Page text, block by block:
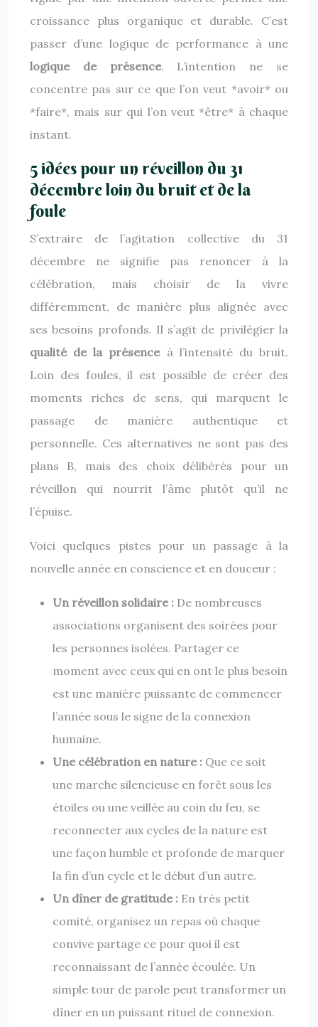
croissance plus organique et durable. C’est
passer d’une logique de performance à une
logique de présence. L’intention ne se
concentre pas sur ce que l’on veut *avoir* ou
*faire*, mais sur qui l’on veut *être* à chaque
instant.
5 idées pour un réveillon du 31
décembre loin du bruit et de la
foule
S’extraire de l’agitation collective du 31
décembre ne signifie pas renoncer à la
célébration, mais choisir de la vivre
différemment, de manière plus alignée avec
ses besoins profonds. Il s’agit de privilégier la
qualité de la présence à l’intensité du bruit.
Loin des foules, il est possible de créer des
moments riches de sens, qui marquent le
passage de manière authentique et
personnelle. Ces alternatives ne sont pas des
plans B, mais des choix délibérés pour un
réveillon qui nourrit l’âme plutôt qu’il ne
l’épuise.
Voici quelques pistes pour un passage à la
nouvelle année en conscience et en douceur :
Un réveillon solidaire : De nombreuses
associations organisent des soirées pour
les personnes isolées. Partager ce
moment avec ceux qui en ont le plus besoin
est une manière puissante de commencer
l’année sous le signe de la connexion
humaine.
Une célébration en nature : Que ce soit
une marche silencieuse en forêt sous les
étoiles ou une veillée au coin du feu, se
reconnecter aux cycles de la nature est
une façon humble et profonde de marquer
la fin d’un cycle et le début d’un autre.
Un dîner de gratitude : En très petit
comité, organisez un repas où chaque
convive partage ce pour quoi il est
reconnaissant de l’année écoulée. Un
simple tour de parole peut transformer un
dîner en un puissant rituel de connexion.